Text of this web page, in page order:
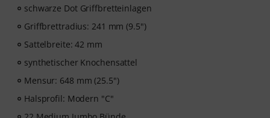
2025/2026 in der Kategorie “E-Learning
Instrumentalunterricht”! Mit über 400 Gitarren
Videolektionen für Anfänger und Fortgeschrittene – von
Pop, Rock und Blues bis Metal und mehr. Mit
persönlichem Support per Chat, Noten zum
Übungsfunktion, Zeitlupe und weitere Features.
schwarze Dot Griffbretteinlagen
Griffbrettradius: 241 mm (9.5")
Sattelbreite: 42 mm
synthetischer Knochensattel
Mensur: 648 mm (25.5")
Halsprofil: Modern "C"